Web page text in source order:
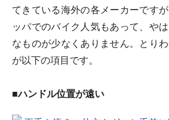
てきている海外の各メーカーです
ッパでのバイク人気もあって、や
なものが少なくありません。とり
が以下の項目です。
■ハンドル位置が遠い